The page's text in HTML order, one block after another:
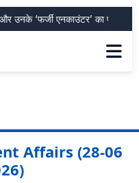
‘फर्जी एनकाउंटर’ का पूरा सच
Affairs (28-06